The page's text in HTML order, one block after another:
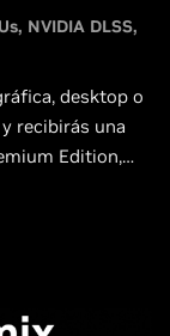
NVIDIA DLSS
desktop o
recibirás una
Edition,
DLSS,